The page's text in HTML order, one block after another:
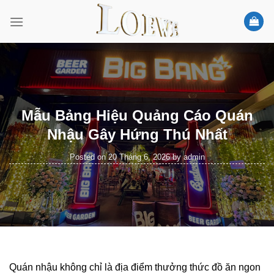
Mẫu Bảng Hiệu Quảng Cáo Quán
Nhậu Gây Hứng Thú Nhất
Posted on20 Tháng 6, 2026byadmin
Quán nhậu không chỉ là địa điểm thưởng thức đồ ăn ngon